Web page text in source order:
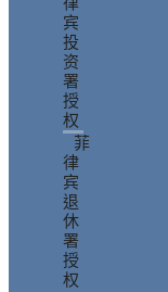
宾
投
资
署
授
权
菲
律
宾
退
休
署
授
权